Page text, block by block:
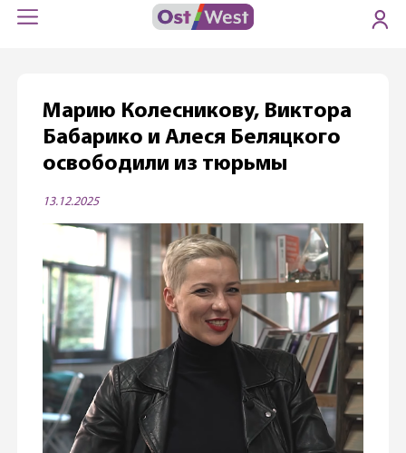
Марию Колесникову, Виктора
Бабарико и Алеся Беляцкого
освободили из тюрьмы
13.12.2025